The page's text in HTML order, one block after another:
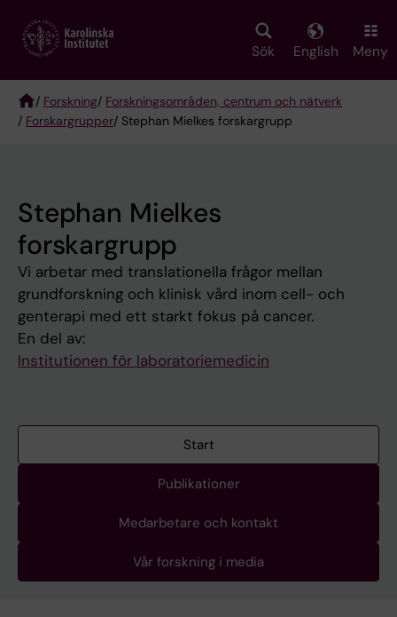
main
Sök English Meny
Breadcrumb
/ Forskning/ Forskningsområden, centrum och nätverk
/ Forskargrupper/ Stephan Mielkes forskargrupp
Stephan Mielkes
forskargrupp
Vi arbetar med translationella frågor mellan
grundforskning och klinisk vård inom cell- och
genterapi med ett starkt fokus på cancer.
En del av:
Institutionen för laboratoriemedicin
Start
Publikationer
Medarbetare och kontakt
Vår forskning i media